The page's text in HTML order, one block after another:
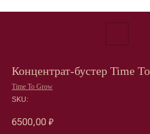
Концентрат-бустер Time
Time To Grow
SKU:
6500,00 ₽